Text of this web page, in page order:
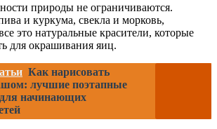
природы не ограничиваются.
и куркума, свекла и морковь,
это натуральные красители, которые
для окрашивания яиц.
Как нарисовать
лучшие поэтапные
начинающих